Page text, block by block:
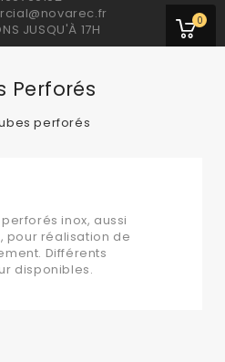
0
JUSQU'À 17H
Perforés
perforés
inox, aussi
pour réalisation de
Différents
disponibles.